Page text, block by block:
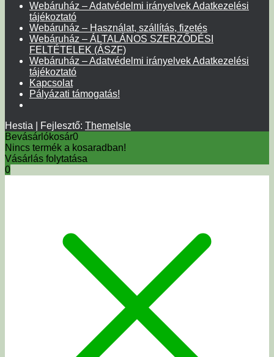
Webáruház – Adatvédelmi irányelvek Adatkezelési
tájékoztató
Webáruház – Használat, szállítás, fizetés
Webáruház – ÁLTALÁNOS SZERZŐDÉSI
FELTÉTELEK (ÁSZF)
Webáruház – Adatvédelmi irányelvek Adatkezelési
tájékoztató
Kapcsolat
Pályázati támogatás!
Hestia | Fejlesztő: ThemeIsle
Bevásárlókosár0
Nincs termék a kosaradban!
Vásárlás folytatása
0